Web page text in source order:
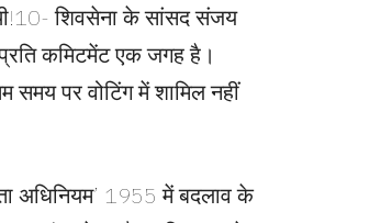
शिवसेना के सांसद संजय
कमिटमेंट एक जगह है।
पर वोटिंग में शामिल नहीं
अधिनियम’ 1955 में बदलाव के